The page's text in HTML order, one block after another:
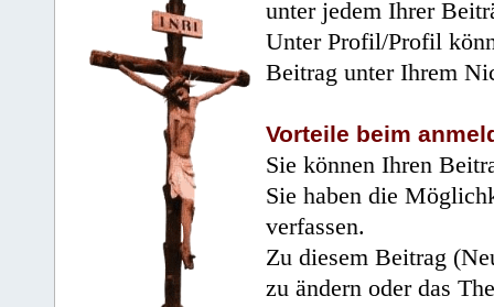
unter jedem Ihrer
Unter Profil/Profil
Beitrag unter Ihrem
Vorteile beim
Sie können Ihren
Sie haben die
verfassen.
Zu diesem Beitrag
zu ändern oder das